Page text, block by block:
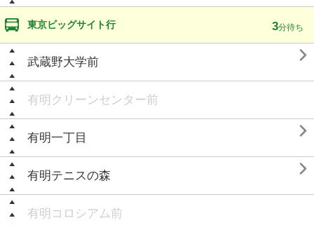
東京ビッグサイト行 3分待ち
武蔵野大学前 
有明クリーンセンター前
有明一丁目 
有明テニスの森 
有明コロシアム前